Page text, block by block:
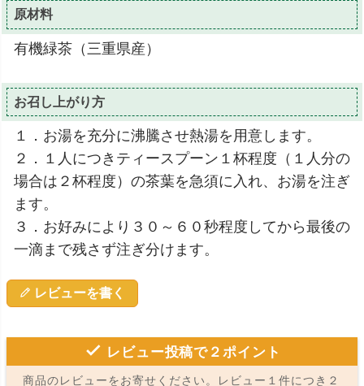
原材料
有機緑茶（三重県産）
お召し上がり方
１．お湯を充分に沸騰させ熱湯を用意します。
２．１人につきティースプーン１杯程度（１人分の
場合は２杯程度）の茶葉を急須に入れ、お湯を注ぎ
ます。
３．お好みにより３０～６０秒程度してから最後の
一滴まで残さず注ぎ分けます。
レビューを書く
レビュー投稿で２ポイント
商品のレビューをお寄せください。レビュー１件につき２